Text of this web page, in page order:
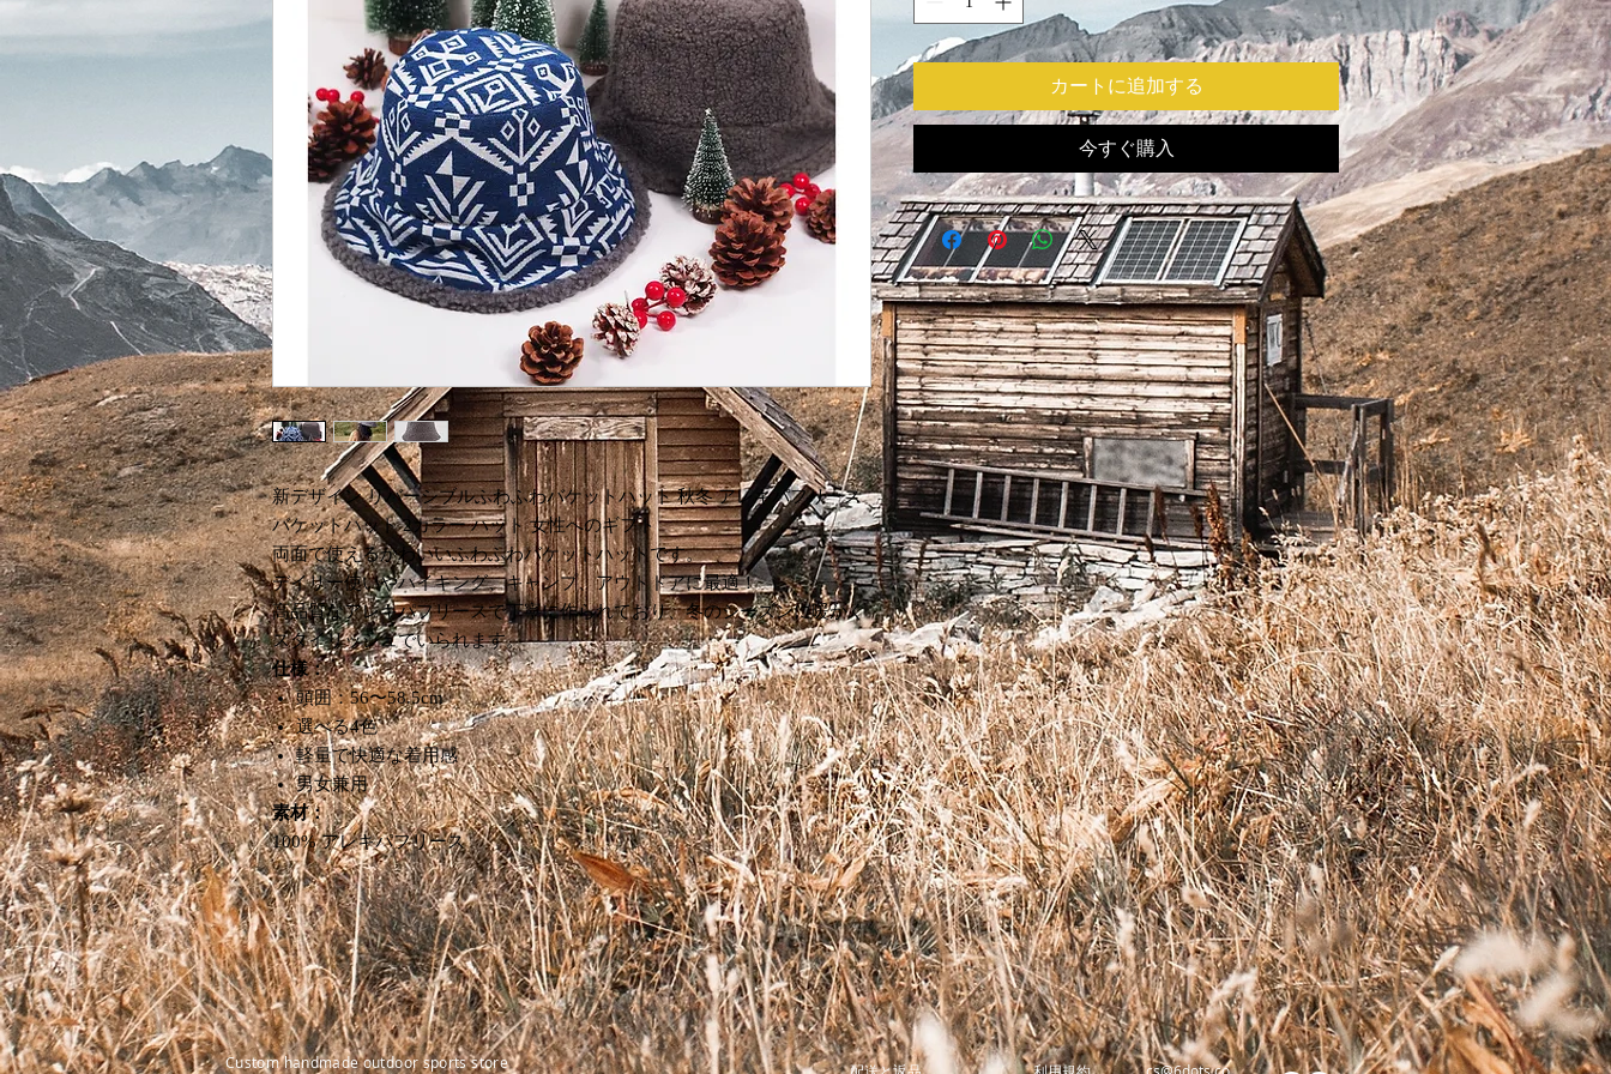
新デザイン リバーシブルふわふわバケットハット 秋冬 アレキパフリース
バケットハット 2カラー ハット 女性へのギフト
両面で使えるかわいいふわふわバケットハットです。
デイリー使いやハイキング、キャンプ、アウトドアに最適！
高品質なアレキパフリースで丁寧に作られており、冬のシーズンに暖かく
スタイリッシュでいられます。
仕様：
頭囲：56〜58.5cm
選べる4色
軽量で快適な着用感
男女兼用
素材：
100% アレキパフリース
カートに追加する
今すぐ購入
Custom handmade outdoor sports store